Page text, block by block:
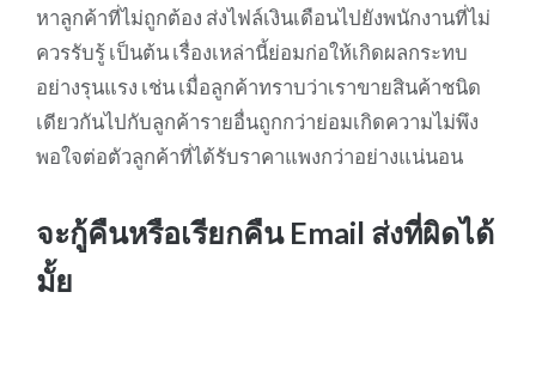
หาลูกค้าที่ไม่ถูกต้อง ส่งไฟล์เงินเดือนไปยังพนักงานที่ไม่
ควรรับรู้ เป็นต้น เรื่องเหล่านี้ย่อมก่อให้เกิดผลกระทบ
อย่างรุนแรง เช่น เมื่อลูกค้าทราบว่าเราขายสินค้าชนิด
เดียวกันไปกับลูกค้ารายอื่นถูกกว่าย่อมเกิดความไม่พึง
พอใจต่อตัวลูกค้าที่ได้รับราคาแพงกว่าอย่างแน่นอน
จะกู้คืนหรือเรียกคืน Email ส่งที่ผิดได้
มั้ย